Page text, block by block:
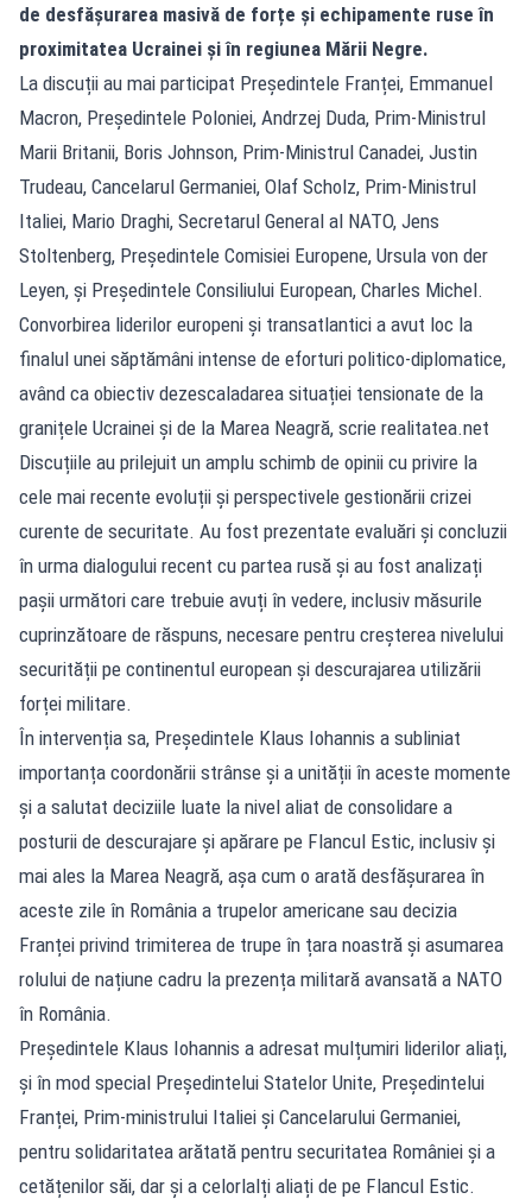
de desfășurarea masivă de forțe și echipamente ruse în
proximitatea Ucrainei și în regiunea Mării Negre.
La discuții au mai participat Președintele Franței, Emmanuel
Macron, Președintele Poloniei, Andrzej Duda, Prim-Ministrul
Marii Britanii, Boris Johnson, Prim-Ministrul Canadei, Justin
Trudeau, Cancelarul Germaniei, Olaf Scholz, Prim-Ministrul
Italiei, Mario Draghi, Secretarul General al NATO, Jens
Stoltenberg, Președintele Comisiei Europene, Ursula von der
Leyen, și Președintele Consiliului European, Charles Michel.
Convorbirea liderilor europeni și transatlantici a avut loc la
finalul unei săptămâni intense de eforturi politico-diplomatice,
având ca obiectiv dezescaladarea situației tensionate de la
granițele Ucrainei și de la Marea Neagră, scrie realitatea.net
Discuțiile au prilejuit un amplu schimb de opinii cu privire la
cele mai recente evoluții și perspectivele gestionării crizei
curente de securitate. Au fost prezentate evaluări și concluzii
în urma dialogului recent cu partea rusă și au fost analizați
pașii următori care trebuie avuți în vedere, inclusiv măsurile
cuprinzătoare de răspuns, necesare pentru creșterea nivelului
securității pe continentul european și descurajarea utilizării
forței militare.
În intervenția sa, Președintele Klaus Iohannis a subliniat
importanța coordonării strânse și a unității în aceste momente
și a salutat deciziile luate la nivel aliat de consolidare a
posturii de descurajare și apărare pe Flancul Estic, inclusiv și
mai ales la Marea Neagră, așa cum o arată desfășurarea în
aceste zile în România a trupelor americane sau decizia
Franței privind trimiterea de trupe în țara noastră și asumarea
rolului de națiune cadru la prezența militară avansată a NATO
în România.
Președintele Klaus Iohannis a adresat mulțumiri liderilor aliați,
și în mod special Președintelui Statelor Unite, Președintelui
Franței, Prim-ministrului Italiei și Cancelarului Germaniei,
pentru solidaritatea arătată pentru securitatea României și a
cetățenilor săi, dar și a celorlalți aliați de pe Flancul Estic.